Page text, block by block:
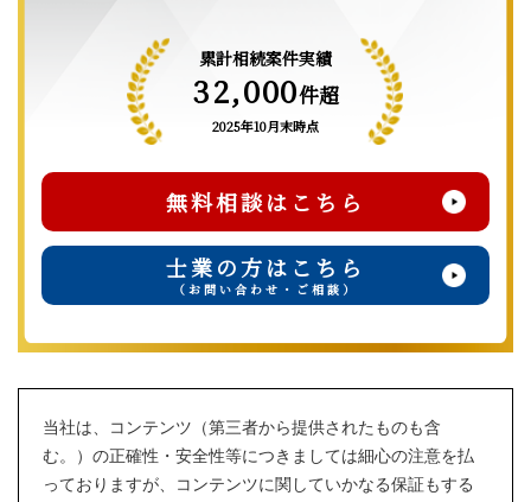
累計相続案件実績
32,000件超
2025年10月末時点
無料相談はこちら
士業の方はこちら
（お問い合わせ・ご相談）
当社は、コンテンツ（第三者から提供されたものも含
む。）の正確性・安全性等につきましては細心の注意を払
っておりますが、コンテンツに関していかなる保証もする